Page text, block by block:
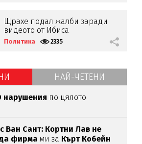
Щрахе подал жалби заради
видеото от Ибиса
Политика 2335
НАЙ-ЧЕТЕНИ
нарушения по цялото
Ван Сант: Кортни Лав не
фирма ми за Кърт Кобейн